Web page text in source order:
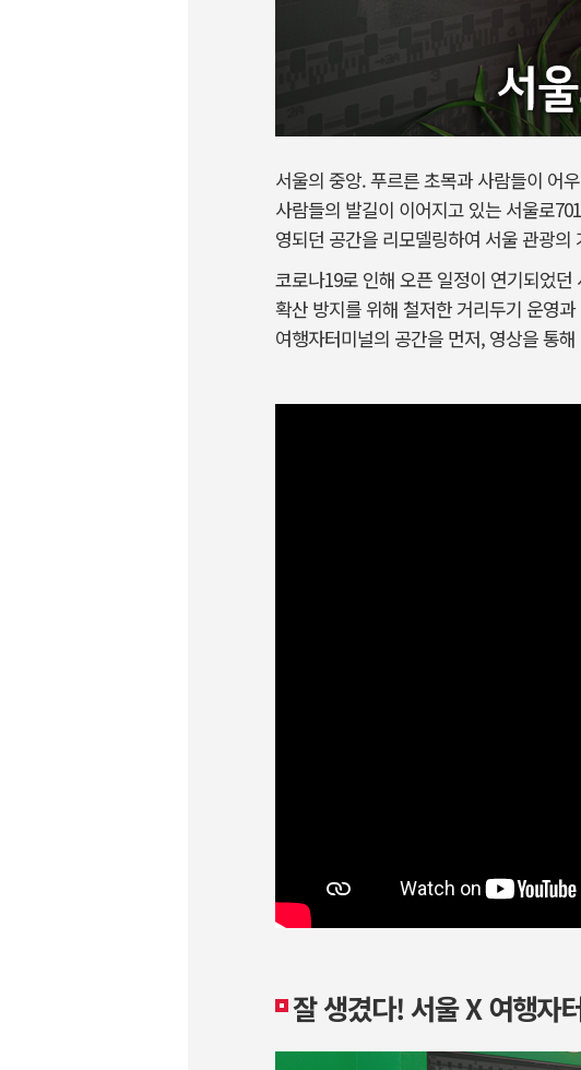
서울의 중앙. 푸르른 초목과 사람들이 어
사람들의 발길이 이어지고 있는 서울로
영되던 공간을 리모델링하여 서울 관광의
코로나19로 인해 오픈 일정이 연기되었
확산 방지를 위해 철저한 거리두기 운영
여행자터미널의 공간을 먼저, 영상을 통
잘 생겼다! 서울 X 여행자